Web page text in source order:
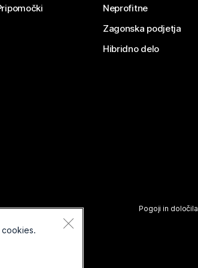
Neprofitne
Zagonska podjetja
Hibridno delo
Pogoji in določila